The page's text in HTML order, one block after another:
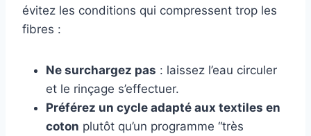
évitez les conditions qui compressent trop les
fibres :
Ne surchargez pas : laissez l’eau circuler
et le rinçage s’effectuer.
Préférez un cycle adapté aux textiles en
coton plutôt qu’un programme “très